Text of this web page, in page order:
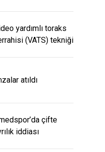
yardımlı toraks
(VATS) tekniği
atıldı
çifte
iddiası